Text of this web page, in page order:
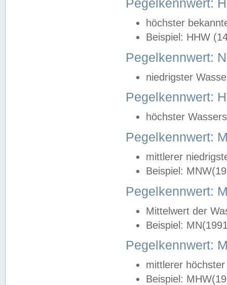
Pegelkennwert:
höchster
Beispiel: HHW
Pegelkennwert:
niedrigster
Pegelkennwert:
höchster
Pegelkennwert:
mittlerer
Beispiel:
Pegelkennwert:
Mittelwert der
Beispiel:
Pegelkennwert:
mittlerer
Beispiel: